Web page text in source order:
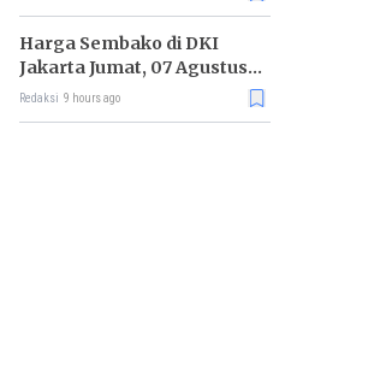
Harga Sembako di DKI
Jakarta Jumat, 07 Agustus
2026, Daging Sapi Naik, Gas
Redaksi 9 hours ago